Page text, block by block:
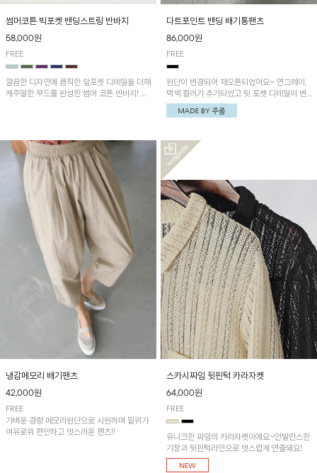
썸머코튼 빅포켓 밴딩스트링 반바지
58,000원
FREE
깔끔한 디자인에 큼직한 앞포켓 디테일을 더해
캐주얼한 무드를 완성한 썸머 코튼 반바지! 허
다트포인트 밴딩 배기통팬츠
86,000원
FREE
원단이 변경되어 재오픈되었어요~ 연그레이,
먹색 컬러가 추가되었고 뒷 포켓 디테일이 변
경되었습니다~가볍고 시원하게 착용되는 배
기통팬츠! 허리밴딩과 여유로운 통으로 편안해
냉감메모리 배기팬츠
42,000원
FREE
가벼운 경량 메모리원단으로 시원하며 밑위가
여유로워 편안하고 멋스러운 팬츠!!
스카시짜임 뒷핀턱 카라자켓
64,000원
FREE
유니크한 짜임의 카라자켓이에요~언발란스한
기장과 뒷핀턱라인으로 멋스럽게 연출돼요!